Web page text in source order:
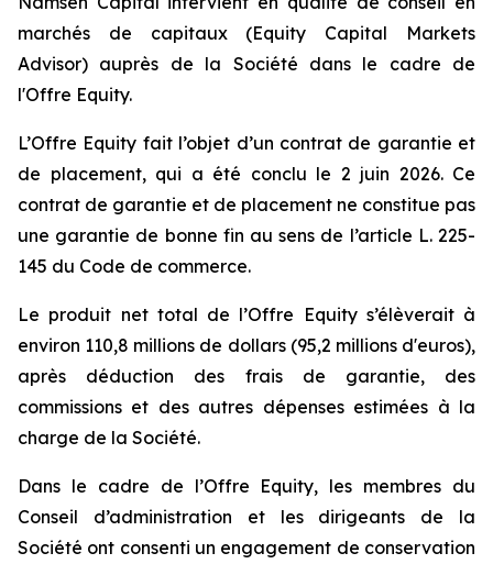
marchés de capitaux (Equity Capital Markets
Advisor) auprès de la Société dans le cadre de
l'Offre Equity.
L’Offre Equity fait l’objet d’un contrat de garantie et
de placement, qui a été conclu le 2 juin 2026. Ce
contrat de garantie et de placement ne constitue pas
une garantie de bonne fin au sens de l’article L. 225-
145 du Code de commerce.
Le produit net total de l’Offre Equity s’élèverait à
environ 110,8 millions de dollars (95,2 millions d'euros),
après déduction des frais de garantie, des
commissions et des autres dépenses estimées à la
charge de la Société.
Dans le cadre de l’Offre Equity, les membres du
Conseil d’administration et les dirigeants de la
Société ont consenti un engagement de conservation